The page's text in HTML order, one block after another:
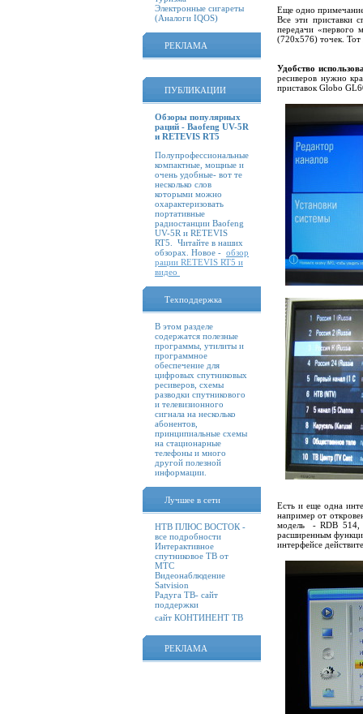
Электронные сигареты
(Аналоги IQOS)
РЕКЛАМА
ПУБЛИКАЦИИ
Обзоры популярных
раций - Baofeng UV-5R
и RETEVIS RT5
Полупрофессиональные
компактные, мощные и
очень удобные- вот те
несколько слов
которыми можно
охарактеризовать
портативные
радиостанции Baofeng
UV-5R и RETEVIS
RT5. Читайте в наших
обзорах. Новое - обзор
рации RETEVIS RT5 и
видео
Техподдержка
В этом разделе
содержатся полезные
программы, утилиты и
программное
обеспечение для
цифровых спутниковых
ресиверов, схемы
разводки спутникового
и телевизионного
сигнала на несколько
абонентов,
принципиальные схемы
на стационарные
телефоны и много
другой полезной
информации.
Лучшее в сети
НТВ ПЛЮС ВОСТОК -
все подробности
Интерактивное
спутниковое ТВ от
МТС
Видеонаблюдение
Satvision
Радуга ТВ- сайт
поддержки
сайт КОНТИНЕНТ ТВ
РЕКЛАМА
Еще одно
Все эти приставки
передачи «первого
(720х576) точек.
Удобство
ресиверов нужно
приставок Globo
Есть и еще одна
например от
модель - RDB 514,
расширенным
интерфейсе